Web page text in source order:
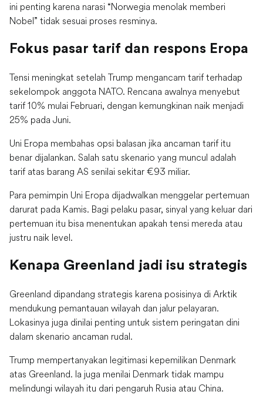
ini penting karena narasi “Norwegia menolak memberi
Nobel” tidak sesuai proses resminya.
Fokus pasar tarif dan respons Eropa
Tensi meningkat setelah Trump mengancam tarif terhadap
sekelompok anggota NATO. Rencana awalnya menyebut
tarif 10% mulai Februari, dengan kemungkinan naik menjadi
25% pada Juni.
Uni Eropa membahas opsi balasan jika ancaman tarif itu
benar dijalankan. Salah satu skenario yang muncul adalah
tarif atas barang AS senilai sekitar €93 miliar.
Para pemimpin Uni Eropa dijadwalkan menggelar pertemuan
darurat pada Kamis. Bagi pelaku pasar, sinyal yang keluar dari
pertemuan itu bisa menentukan apakah tensi mereda atau
justru naik level.
Kenapa Greenland jadi isu strategis
Greenland dipandang strategis karena posisinya di Arktik
mendukung pemantauan wilayah dan jalur pelayaran.
Lokasinya juga dinilai penting untuk sistem peringatan dini
dalam skenario ancaman rudal.
Trump mempertanyakan legitimasi kepemilikan Denmark
atas Greenland. Ia juga menilai Denmark tidak mampu
melindungi wilayah itu dari pengaruh Rusia atau China.